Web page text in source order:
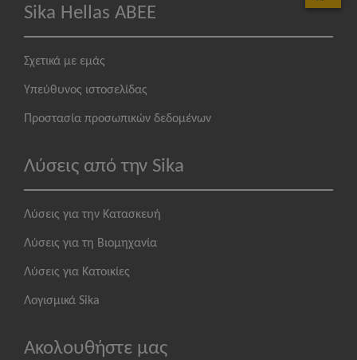
Sika Hellas ABEE
Σχετικά με εμάς
Υπεύθυνος ιστοσελίδας
Προστασία προσωπικών δεδομένων
Λύσεις από την Sika
Λύσεις για την Κατασκευή
Λύσεις για τη Βιομηχανία
Λύσεις για Κατοικίες
Λογισμικά Sika
Ακολουθήστε μας